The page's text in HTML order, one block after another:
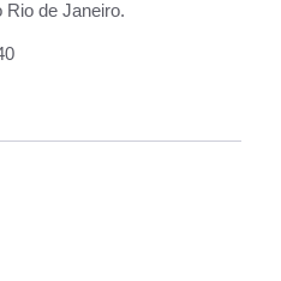
Rio de Janeiro.